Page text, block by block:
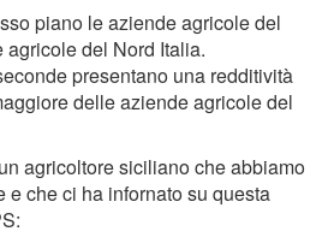
piano le aziende agricole del
del Nord Italia.
presentano una redditività
delle aziende agricole del
un agricoltore siciliano che abbiamo
e che ci ha infornato su questa